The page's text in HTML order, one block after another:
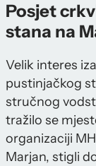
Posjet
stana na
Velik interes
pustinjačkog
stručnog
tražilo se
organizaciji
Marjan, stigli